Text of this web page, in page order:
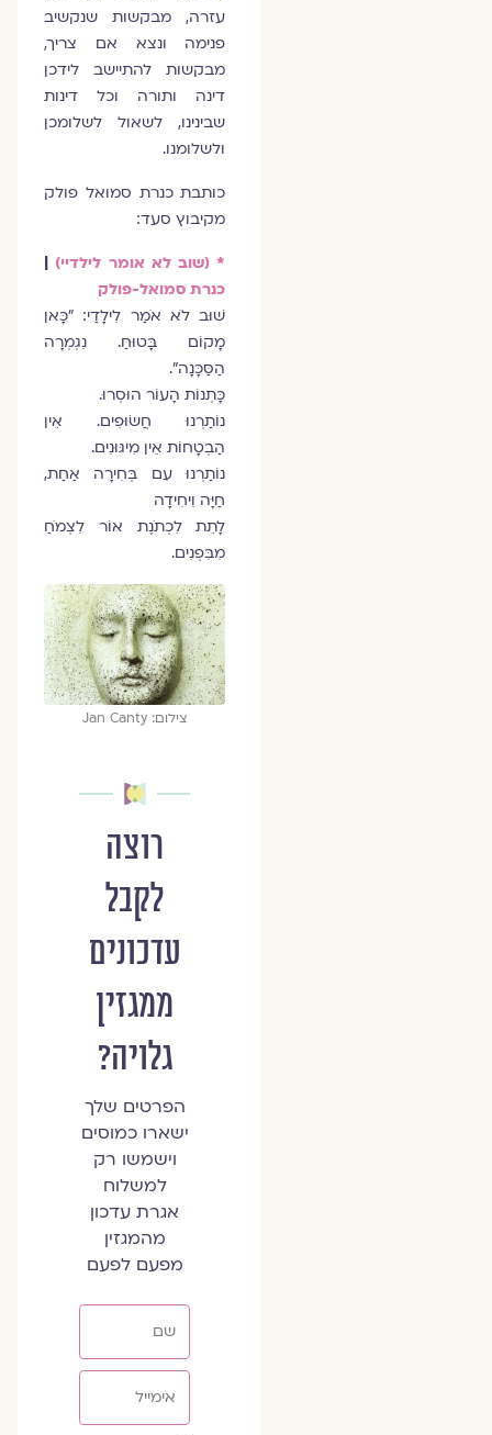
עזרה, מבקשות שנקשיב
פנימה ונצא אם צריך,
מבקשות להתיישב לידכן
דינה ותורה וכל דינות
שבינינו, לשאול לשלומכן
ולשלומנו.
כותבת כנרת סמואל פולק
מקיבוץ סעד:
* (שוב לא אומר לילדיי)|
כנרת סמואל-פולק
שׁוּב לֹא אֹמַר לִילָדַי: "כָּאן
מָקוֹם בָּטוּחַ. נִגְמְרָה
הַסַּכָּנָה".
כָּתְנוֹת הָעוֹר הוּסְרוּ.
נוֹתַרְנוּ חֲשׂוּפִים. אֵין
הַבְטָחוֹת אֵין מִיגּוּנִים.
נוֹתַרְנוּ עִם בְּחִירָה אַחַת,
חַיָּה וִיחִידָה
לָתֵת לִכְתֹנֶת אוֹר לִצְמֹחַ
מִבִּפְנִים.
צילום: Jan Canty
רוצה
לקבל
עדכונים
ממגזין
גלויה?
הפרטים שלך
ישארו כמוסים
וישמשו רק
למשלוח
אגרת עדכון
מהמגזין
מפעם לפעם